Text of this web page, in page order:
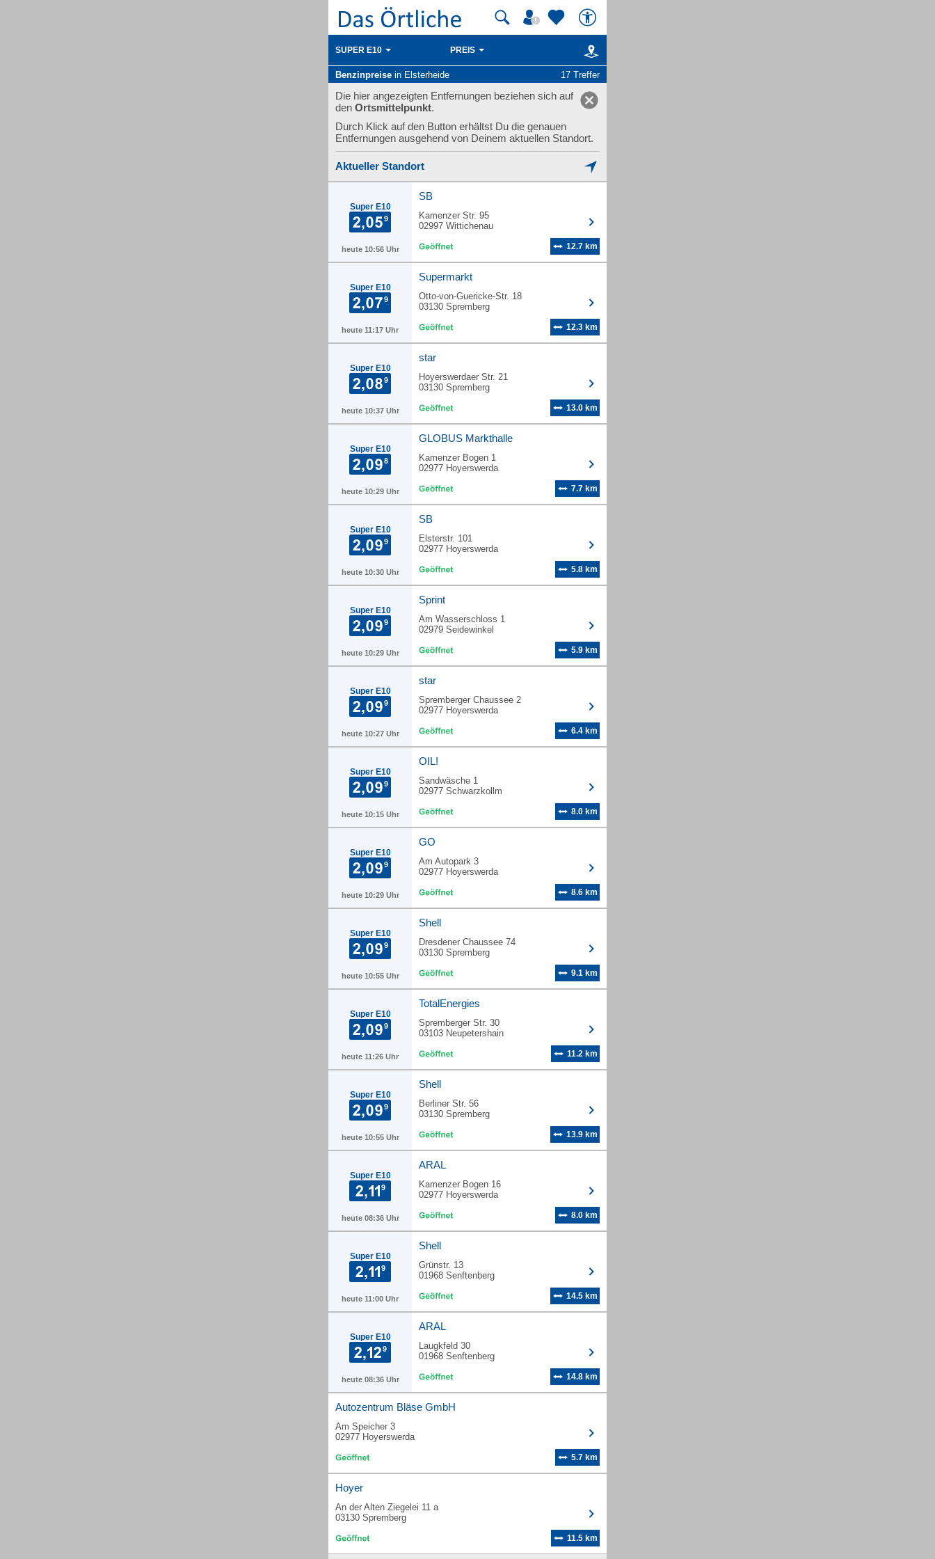
SUPER E10 PREIS
Benzinpreise in Elsterheide 17 Treffer
Die hier angezeigten Entfernungen beziehen sich auf
den Ortsmittelpunkt.
Durch Klick auf den Button erhältst Du die genauen
Entfernungen ausgehend von Deinem aktuellen Standort.
Aktueller Standort
Super E10
heute 10:56 Uhr
SB
Kamenzer Str. 95
02997 Wittichenau
12.7 km
Super E10
heute 11:17 Uhr
Supermarkt
Otto-von-Guericke-Str. 18
03130 Spremberg
12.3 km
Super E10
heute 10:37 Uhr
star
Hoyerswerdaer Str. 21
03130 Spremberg
13.0 km
Super E10
heute 10:29 Uhr
GLOBUS Markthalle
Kamenzer Bogen 1
02977 Hoyerswerda
7.7 km
Super E10
heute 10:30 Uhr
SB
Elsterstr. 101
02977 Hoyerswerda
5.8 km
Super E10
heute 10:29 Uhr
Sprint
Am Wasserschloss 1
02979 Seidewinkel
5.9 km
Super E10
heute 10:27 Uhr
star
Spremberger Chaussee 2
02977 Hoyerswerda
6.4 km
Super E10
heute 10:15 Uhr
OIL!
Sandwäsche 1
02977 Schwarzkollm
8.0 km
Super E10
heute 10:29 Uhr
GO
Am Autopark 3
02977 Hoyerswerda
8.6 km
Super E10
heute 10:55 Uhr
Shell
Dresdener Chaussee 74
03130 Spremberg
9.1 km
Super E10
heute 11:26 Uhr
TotalEnergies
Spremberger Str. 30
03103 Neupetershain
11.2 km
Super E10
heute 10:55 Uhr
Shell
Berliner Str. 56
03130 Spremberg
13.9 km
Super E10
heute 08:36 Uhr
ARAL
Kamenzer Bogen 16
02977 Hoyerswerda
8.0 km
Super E10
heute 11:00 Uhr
Shell
Grünstr. 13
01968 Senftenberg
14.5 km
Super E10
heute 08:36 Uhr
ARAL
Laugkfeld 30
01968 Senftenberg
14.8 km
Autozentrum Bläse GmbH
Am Speicher 3
02977 Hoyerswerda
5.7 km
Hoyer
An der Alten Ziegelei 11 a
03130 Spremberg
11.5 km